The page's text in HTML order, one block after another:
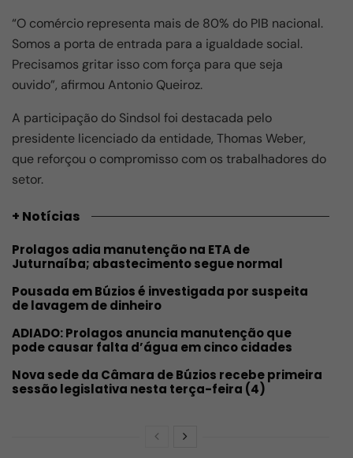
“O comércio representa mais de 80% do PIB nacional.
Somos a porta de entrada para a igualdade social.
Precisamos gritar isso com força para que seja
ouvido”, afirmou Antonio Queiroz.
A participação do Sindsol foi destacada pelo
presidente licenciado da entidade, Thomas Weber,
que reforçou o compromisso com os trabalhadores do
setor.
+ Notícias
Prolagos adia manutenção na ETA de
Juturnaíba; abastecimento segue normal
Pousada em Búzios é investigada por suspeita
de lavagem de dinheiro
ADIADO: Prolagos anuncia manutenção que
pode causar falta d’água em cinco cidades
Nova sede da Câmara de Búzios recebe primeira
sessão legislativa nesta terça-feira (4)